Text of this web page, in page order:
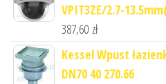
VPIT3ZE/2.7-
387,60 zł
Kessel Wpust
DN70 40 270.66